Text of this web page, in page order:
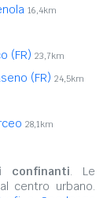
16,4km
(FR) 23,7km
(FR) 24,5km
28,1km
confinanti. Le
centro urbano.